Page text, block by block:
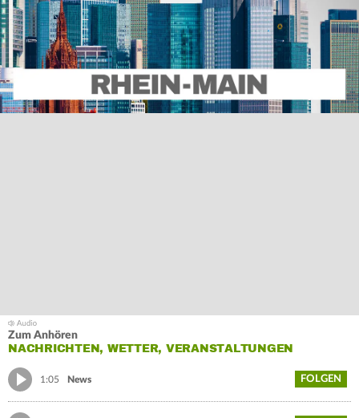
Zum Anhören
NACHRICHTEN, WETTER, VERANSTALTUNGEN
1:05 News FOLGEN